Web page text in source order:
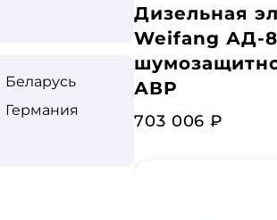
Беларусь
Германия
Дизельная
Weifang АД-
АВР
703 006 ₽